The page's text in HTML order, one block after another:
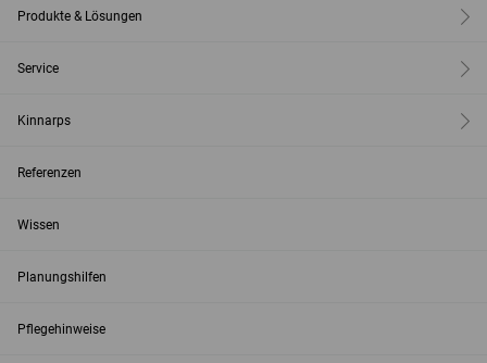
Produkte & Lösungen
Service
Kinnarps
Referenzen
Wissen
Planungshilfen
Pflegehinweise